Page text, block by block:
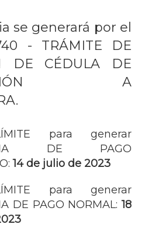
se generará por el
- TRÁMITE DE
DE CÉDULA DE
A
para generar
DE PAGO
14 de julio de 2023
para generar
DE PAGO NORMAL:18